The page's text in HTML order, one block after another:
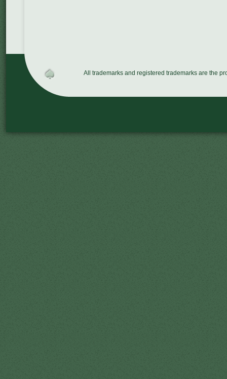
All trademarks and registered trademarks are the